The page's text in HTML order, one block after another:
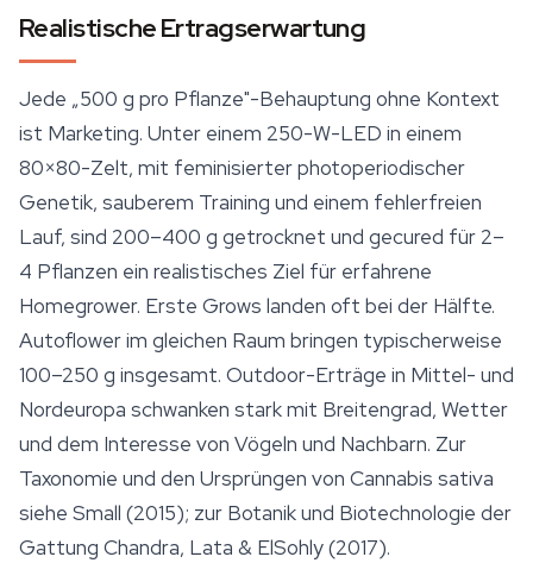
Realistische Ertragserwartung
Jede „500 g pro Pflanze"-Behauptung ohne Kontext
ist Marketing. Unter einem 250-W-LED in einem
80×80-Zelt, mit feminisierter photoperiodischer
Genetik, sauberem Training und einem fehlerfreien
Lauf, sind 200–400 g getrocknet und gecured für 2–
4 Pflanzen ein realistisches Ziel für erfahrene
Homegrower. Erste Grows landen oft bei der Hälfte.
Autoflower im gleichen Raum bringen typischerweise
100–250 g insgesamt. Outdoor-Erträge in Mittel- und
Nordeuropa schwanken stark mit Breitengrad, Wetter
und dem Interesse von Vögeln und Nachbarn. Zur
Taxonomie und den Ursprüngen von Cannabis sativa
siehe Small (2015); zur Botanik und Biotechnologie der
Gattung Chandra, Lata & ElSohly (2017).